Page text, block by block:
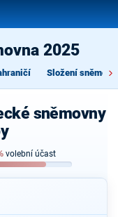
2025
Složení
sněmovny
volební účast